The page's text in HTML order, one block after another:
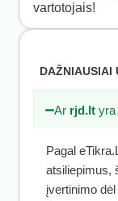
vartotojais!
DAŽNIAUSIAI
Ar rjd.lt yra
Pagal
atsiliepimus,
įvertinimo dėl